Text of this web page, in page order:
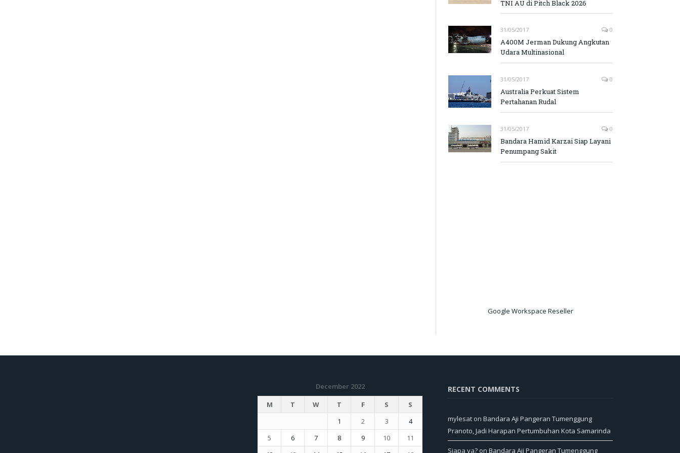
TNI AU di Pitch Black 2026
31/05/2017 0
A400M Jerman Dukung Angkutan
Udara Multinasional
31/05/2017 0
Australia Perkuat Sistem
Pertahanan Rudal
31/05/2017 0
Bandara Hamid Karzai Siap Layani
Penumpang Sakit
Google Workspace Reseller
December 2022
M
T W T F S
S
1
2 3
4
5
6 7 8 9 10
11
RECENT COMMENTS
mylesat on Bandara Aji Pangeran Tumenggung
Pranoto, Jadi Harapan Pertumbuhan Kota Samarinda
Siapa ya? on Bandara Aji Pangeran Tumenggung